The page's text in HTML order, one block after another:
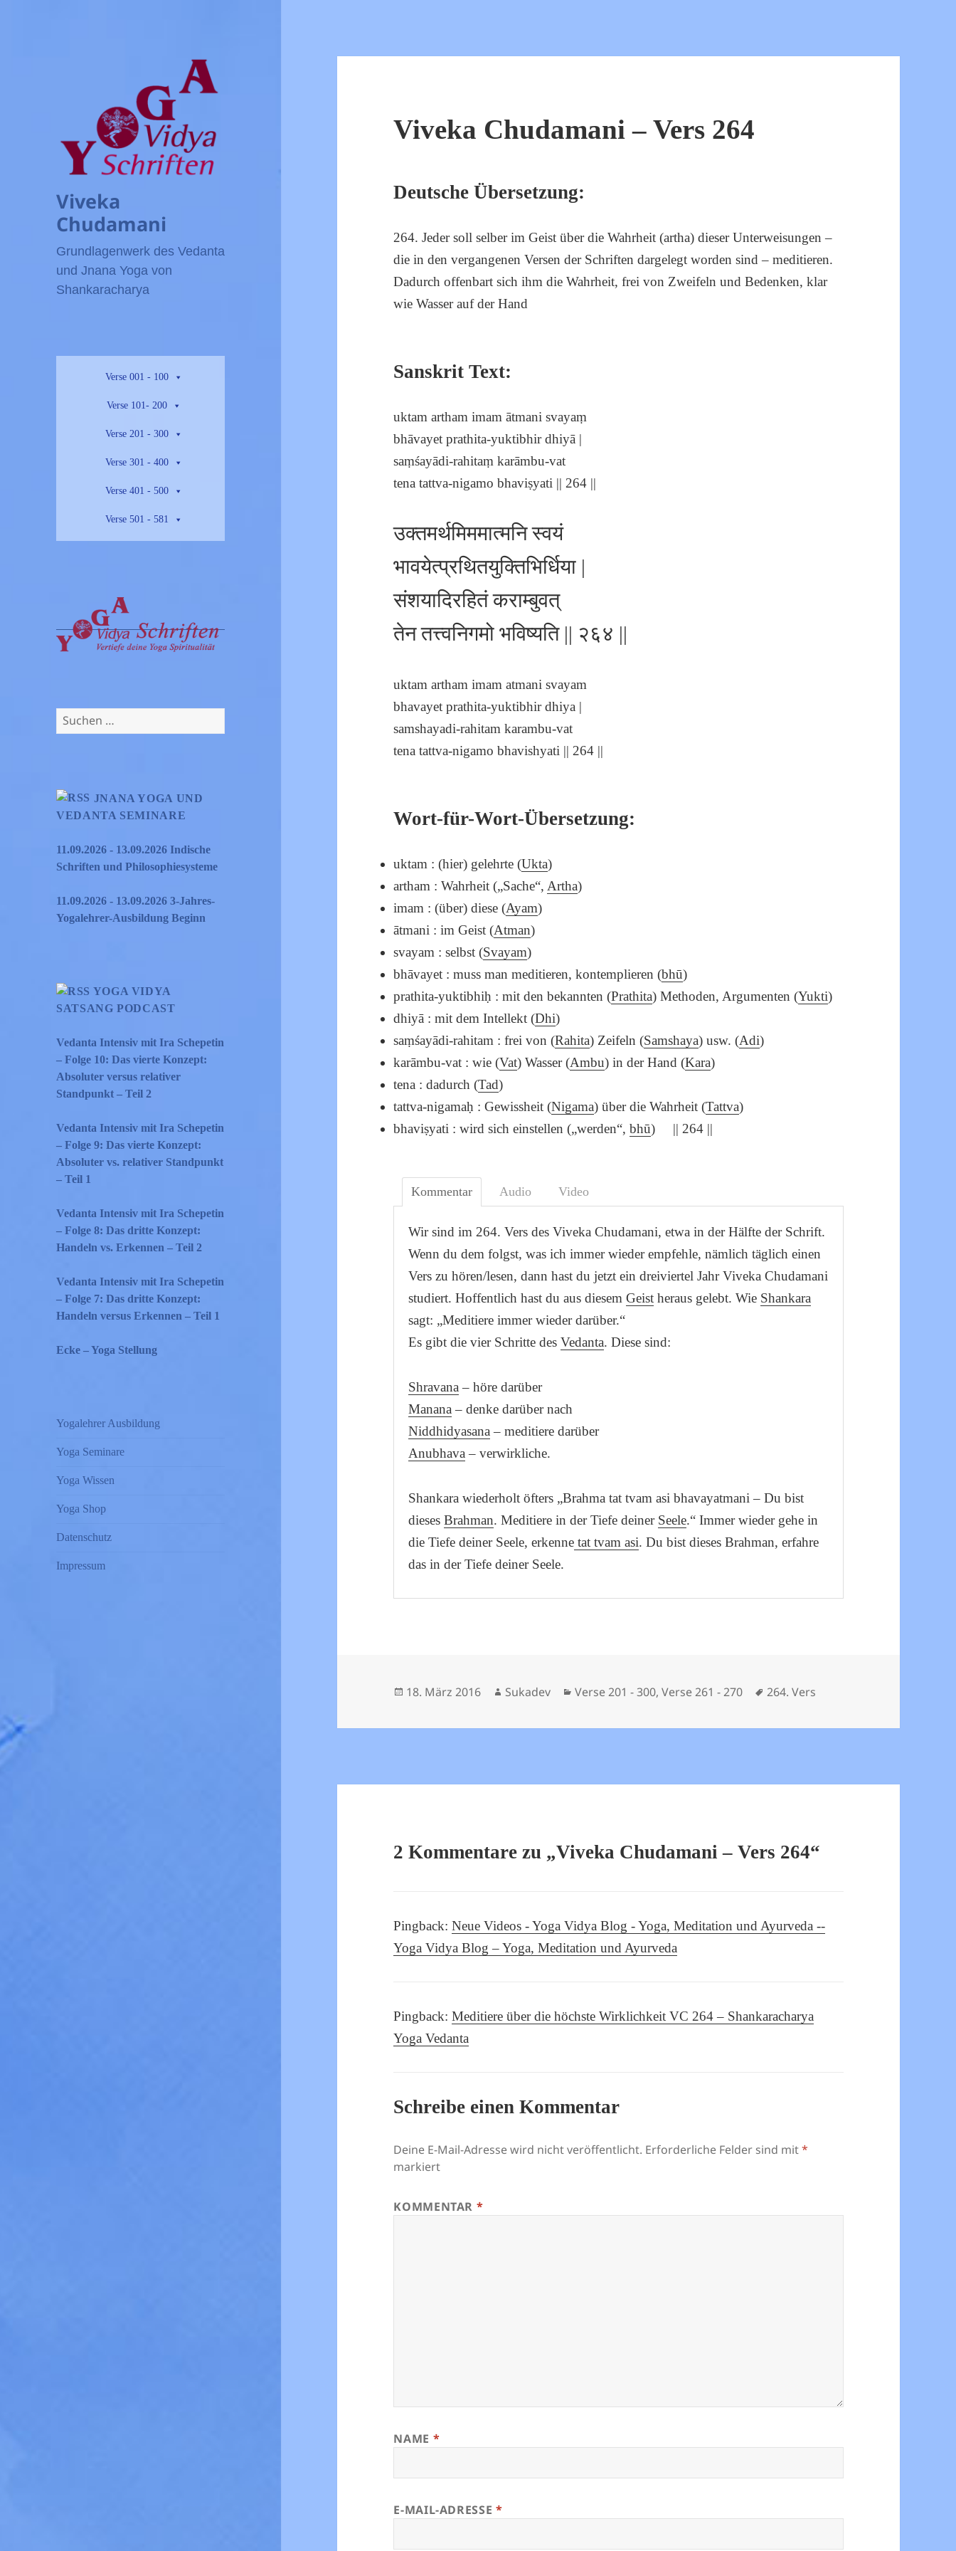
Viveka
Chudamani
Grundlagenwerk des Vedanta
und Jnana Yoga von
Shankaracharya
Verse 001 - 100
Verse 101- 200
Verse 201 - 300
Verse 301 - 400
Verse 401 - 500
Verse 501 - 581
Suchen
nach:
JNANA YOGA UND
VEDANTA SEMINARE
11.09.2026 - 13.09.2026 Indische
Schriften und Philosophiesysteme
11.09.2026 - 13.09.2026 3-Jahres-
Yogalehrer-Ausbildung Beginn
YOGA VIDYA
SATSANG PODCAST
Vedanta Intensiv mit Ira Schepetin
– Folge 10: Das vierte Konzept:
Absoluter versus relativer
Standpunkt – Teil 2
Vedanta Intensiv mit Ira Schepetin
– Folge 9: Das vierte Konzept:
Absoluter vs. relativer Standpunkt
– Teil 1
Vedanta Intensiv mit Ira Schepetin
– Folge 8: Das dritte Konzept:
Handeln vs. Erkennen – Teil 2
Vedanta Intensiv mit Ira Schepetin
– Folge 7: Das dritte Konzept:
Handeln versus Erkennen – Teil 1
Ecke – Yoga Stellung
Yogalehrer Ausbildung
Yoga Seminare
Yoga Wissen
Yoga Shop
Datenschutz
Impressum
Viveka Chudamani – Vers 264
Deutsche Übersetzung:
264. Jeder soll selber im Geist über die Wahrheit (artha) dieser Unterweisungen –
die in den vergangenen Versen der Schriften dargelegt worden sind – meditieren.
Dadurch offenbart sich ihm die Wahrheit, frei von Zweifeln und Bedenken, klar
wie Wasser auf der Hand
Sanskrit Text:
uktam artham imam ātmani svayaṃ
bhāvayet prathita-yuktibhir dhiyā |
saṃśayādi-rahitaṃ karāmbu-vat
tena tattva-nigamo bhaviṣyati || 264 ||
उक्तमर्थमिममात्मनि स्वयं
भावयेत्प्रथितयुक्तिभिर्धिया |
संशयादिरहितं कराम्बुवत्
तेन तत्त्वनिगमो भविष्यति || २६४ ||
uktam artham imam atmani svayam
bhavayet prathita-yuktibhir dhiya |
samshayadi-rahitam karambu-vat
tena tattva-nigamo bhavishyati || 264 ||
Wort-für-Wort-Übersetzung:
uktam : (hier) gelehrte (Ukta)
artham : Wahrheit („Sache“, Artha)
imam : (über) diese (Ayam)
ātmani : im Geist (Atman)
svayam : selbst (Svayam)
bhāvayet : muss man meditieren, kontemplieren (bhū)
prathita-yuktibhiḥ : mit den bekannten (Prathita) Methoden, Argumenten (Yukti)
dhiyā : mit dem Intellekt (Dhi)
saṃśayādi-rahitam : frei von (Rahita) Zeifeln (Samshaya) usw. (Adi)
karāmbu-vat : wie (Vat) Wasser (Ambu) in der Hand (Kara)
tena : dadurch (Tad)
tattva-nigamaḥ : Gewissheit (Nigama) über die Wahrheit (Tattva)
bhaviṣyati : wird sich einstellen („werden“,bhū) || 264 ||
Kommentar Audio Video
Wir sind im 264. Vers des Viveka Chudamani, etwa in der Hälfte der Schrift.
Wenn du dem folgst, was ich immer wieder empfehle, nämlich täglich einen
Vers zu hören/lesen, dann hast du jetzt ein dreiviertel Jahr Viveka Chudamani
studiert. Hoffentlich hast du aus diesemGeist heraus gelebt. Wie Shankara
sagt: „Meditiere immer wieder darüber.“
Es gibt die vier Schritte desVedanta. Diese sind:
Shravana – höre darüber
Manana – denke darüber nach
Niddhidyasana – meditiere darüber
Anubhava – verwirkliche.
Shankara wiederholt öfters „Brahma tat tvam asi bhavayatmani – Du bist
diesesBrahman. Meditiere in der Tiefe deiner Seele.“ Immer wieder gehe in
die Tiefe deiner Seele, erkenne tat tvam asi. Du bist dieses Brahman, erfahre
das in der Tiefe deiner Seele.
Veröffentlicht
18. März 2016 Autor
Sukadev Kategorien
Verse 201 - 300,Verse 261 - 270 Schlagwörter
264. Vers
2 Kommentare zu „Viveka Chudamani – Vers 264“
Pingback:Neue Videos - Yoga Vidya Blog - Yoga, Meditation und Ayurveda --
Yoga Vidya Blog – Yoga, Meditation und Ayurveda
Pingback:Meditiere über die höchste Wirklichkeit VC 264 – Shankaracharya
Yoga Vedanta
Schreibe einen Kommentar
Deine E-Mail-Adresse wird nicht veröffentlicht. Erforderliche Felder sind mit*
markiert
KOMMENTAR *
NAME *
E-MAIL-ADRESSE *